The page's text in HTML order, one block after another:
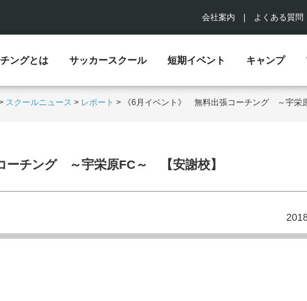
会社案内 よくある質問
ングとは サッカースクール 短期イベント キャンプ
スクールニュース > レポート > 《6月イベント》 無料出張コーチング ～宇栄
ーチング ～宇栄原FC～ 【安謝校】